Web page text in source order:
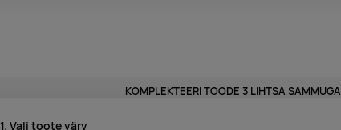
KOMPLEKTEERI TOODE 3 LIHTSA SAMMUGA
1. Vali toote värv